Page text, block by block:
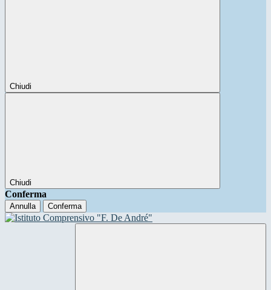
Chiudi
Chiudi
Conferma
Annulla Conferma